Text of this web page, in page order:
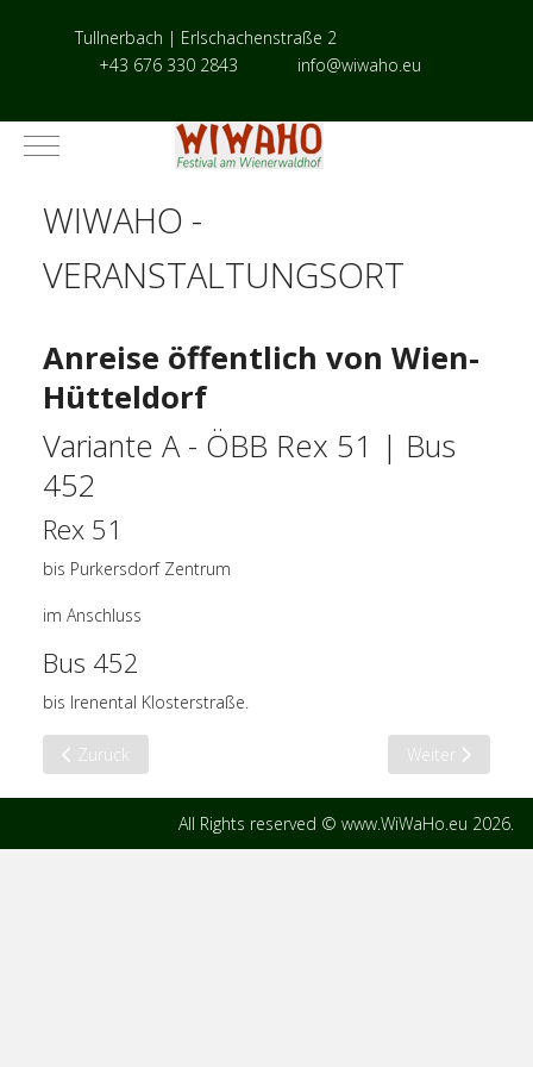
Tullnerbach | Erlschachenstraße 2
+43 676 330 2843
info@wiwaho.eu
Mobile Menu Toggle
WIWAHO -
VERANSTALTUNGSORT
Anreise öffentlich von Wien-
Hütteldorf
Variante A - ÖBB Rex 51 | Bus
452
Rex 51
bis Purkersdorf Zentrum
im Anschluss
Bus 452
bis Irenental Klosterstraße.
Vorheriger Beitrag: Wegbeschreibung PKW
Zurück Nächster
Weiter
All Rights reserved © www.WiWaHo.eu 2026.